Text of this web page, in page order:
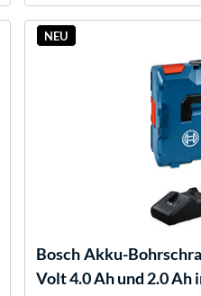
NEU
BoschAkku-
Volt 4.0 Ah und 2.0 Ah